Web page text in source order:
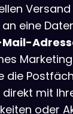
eine
Mail-
die
mit
oder